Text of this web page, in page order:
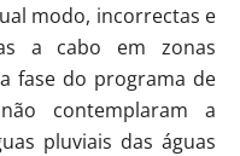
modo, incorrectas e
a cabo em zonas
fase do programa de
contemplaram a
pluviais das águas